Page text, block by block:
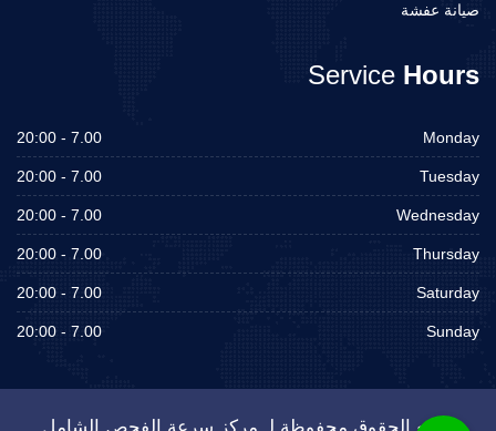
صيانة عفشة
Service Hours
Monday
7.00 - 20:00
Tuesday
7.00 - 20:00
Wednesday
7.00 - 20:00
Thursday
7.00 - 20:00
Saturday
7.00 - 20:00
Sunday
7.00 - 20:00